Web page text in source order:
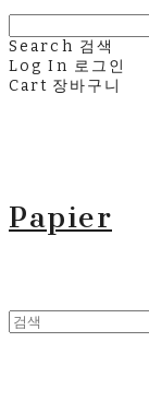
Search 검색
Log In 로그인
Cart 장바구니
Papier